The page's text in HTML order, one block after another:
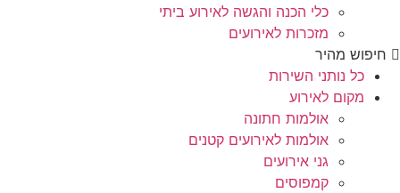
כלי הכנה והגשה לאירוע ביתי
מזכרות לאירועים
חיפוש מהיר
כל נותני השירות
מקום לאירוע
אולמות חתונה
אולמות לאירועים קטנים
גני אירועים
קמפוסים